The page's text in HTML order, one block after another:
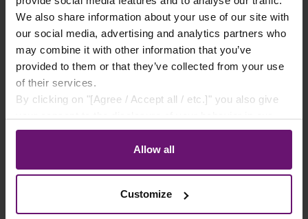
We also share information about your use of our site with
our social media, advertising and analytics partners who
may combine it with other information that you’ve
provided to them or that they’ve collected from your use
of their services.
By clicking on "[Agree / Accept all / etc.]" you also give
store to our partner, shopware AG (Ebbinghoff 10, 48624
Schöppingen, Germany), which cannot assign this data
to you personally, but may process it for its own
Allow all
Customize
Gewächshausklammern 4 bis 10 mm
- 100 Stück
14,49 €*
Artikel ausverkauft